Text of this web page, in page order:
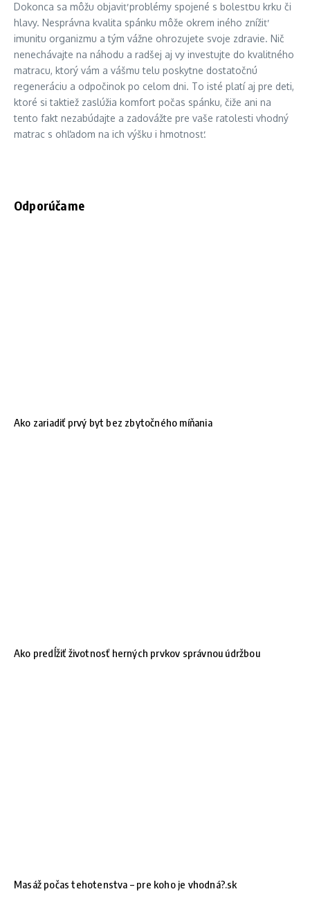
Dokonca sa môžu objaviť problémy spojené s bolesťou krku či
hlavy. Nesprávna kvalita spánku môže okrem iného znížiť
imunitu organizmu a tým vážne ohrozujete svoje zdravie. Nič
nenechávajte na náhodu a radšej aj vy investujte do kvalitného
matracu, ktorý vám a vášmu telu poskytne dostatočnú
regeneráciu a odpočinok po celom dni. To isté platí aj pre deti,
ktoré si taktiež zaslúžia komfort počas spánku, čiže ani na
tento fakt nezabúdajte a zadovážte pre vaše ratolesti vhodný
matrac s ohľadom na ich výšku i hmotnosť.
Odporúčame
Ako zariadiť prvý byt bez zbytočného míňania
Ako predĺžiť životnosť herných prvkov správnou údržbou
Masáž počas tehotenstva – pre koho je vhodná?.sk